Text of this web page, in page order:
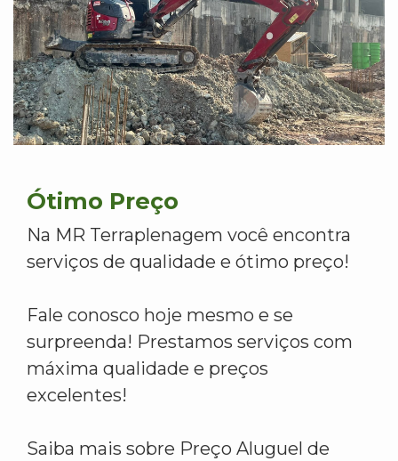
Ótimo Preço
Na MR Terraplenagem você encontra
serviços de qualidade e ótimo preço!
Fale conosco hoje mesmo e se
surpreenda! Prestamos serviços com
máxima qualidade e preços
excelentes!
Saiba mais sobre Preço Aluguel de